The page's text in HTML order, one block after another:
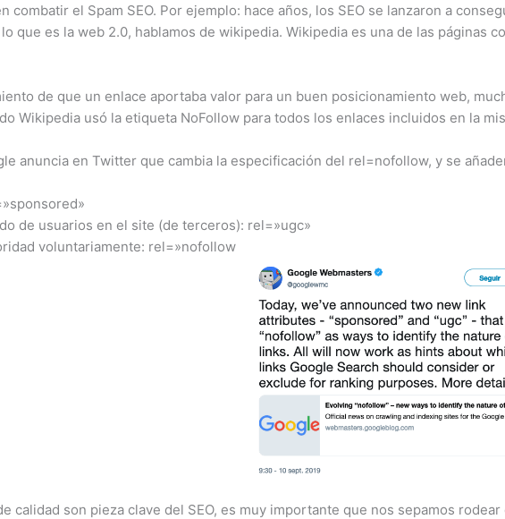
combatir el Spam SEO. Por ejemplo: hace años, los SEO se lanzaron a
que es la web 2.0, hablamos de wikipedia. Wikipedia es una de las páginas
de que un enlace aportaba valor para un buen posicionamiento web,
Wikipedia usó la etiqueta NoFollow para todos los enlaces incluidos en la
anuncia en Twitter que cambia la especificación del rel=nofollow, y se
de usuarios en el site (de terceros): rel=»ugc»
voluntariamente: rel=»nofollow
calidad son pieza clave del SEO, es muy importante que nos sepamos